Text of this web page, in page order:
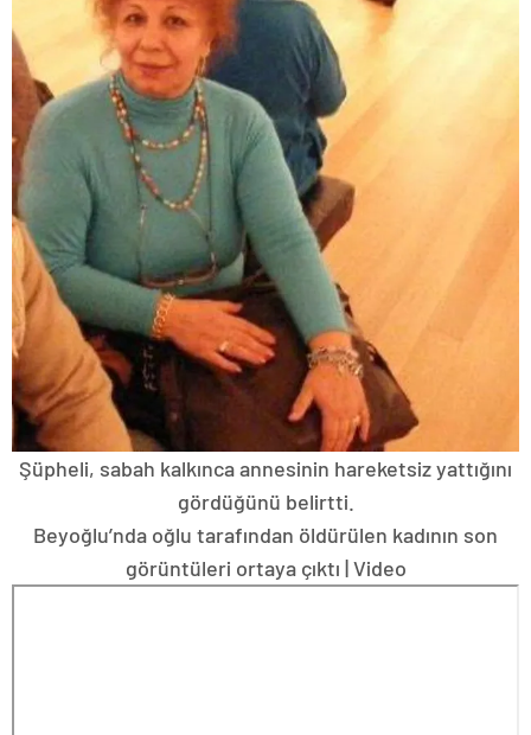
Şüpheli, sabah kalkınca annesinin hareketsiz yattığını
gördüğünü belirtti.
Beyoğlu’nda oğlu tarafından öldürülen kadının son
görüntüleri ortaya çıktı | Video